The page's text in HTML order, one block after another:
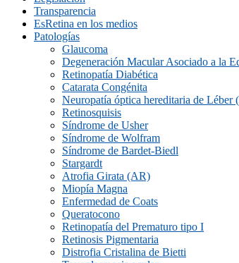
Transparencia
EsRetina en los medios
Patologías
Glaucoma
Degeneración Macular Asociado a la
Retinopatía Diabética
Catarata Congénita
Neuropatí­a óptica hereditaria de
Retinosquisis
Síndrome de Usher
Síndrome de Wolfram
Síndrome de Bardet-Biedl
Stargardt
Atrofia Girata (AR)
Miopía Magna
Enfermedad de Coats
Queratocono
Retinopatí­a del Prematuro tipo I
Retinosis Pigmentaria
Distrofia Cristalina de Bietti